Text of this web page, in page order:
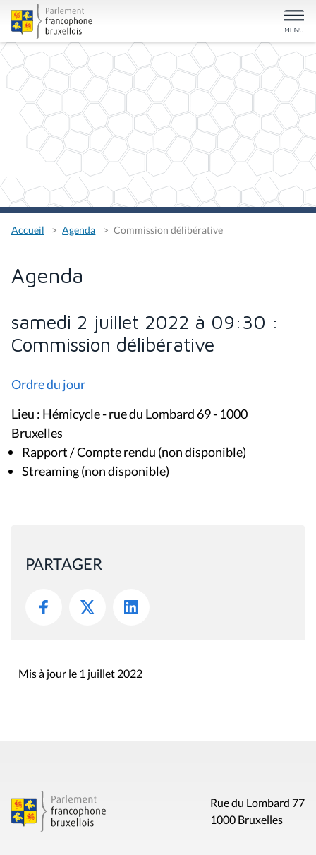
Accueil Agenda Commission délibérative
Agenda
samedi 2 juillet 2022 à 09:30 :
Commission délibérative
Ordre du jour
Lieu : Hémicycle - rue du Lombard 69 - 1000
Bruxelles
Rapport / Compte rendu (non disponible)
Streaming (non disponible)
PARTAGER
Mis à jour le 1 juillet 2022
Rue du Lombard 77
1000 Bruxelles